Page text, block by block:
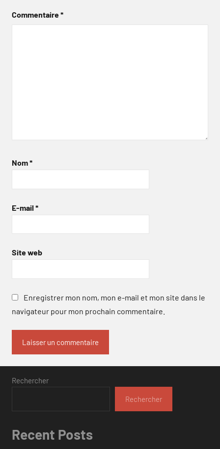
Commentaire*
Nom*
E-mail *
Site web
Enregistrer mon nom, mon e-mail et mon site dans le
navigateur pour mon prochain commentaire.
Rechercher
Rechercher
Recent Posts